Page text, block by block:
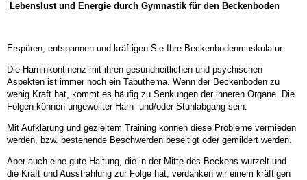
Lebenslust und Energie durch Gymnastik für den Beckenboden
Erspüren, entspannen und kräftigen Sie Ihre Beckenbodenmuskulatur
Die Harninkontinenz mit ihren gesundheitlichen und psychischen
Aspekten ist immer noch ein Tabuthema. Wenn der Beckenboden zu
wenig Kraft hat, kommt es häufig zu Senkungen der inneren Organe. Die
Folgen können ungewollter Harn- und/oder Stuhlabgang sein.
Mit Aufklärung und gezieltem Training können diese Probleme vermieden
werden, bzw. bestehende Beschwerden beseitigt oder gemildert werden.
Aber auch eine gute Haltung, die in der Mitte des Beckens wurzelt und
die Kraft und Ausstrahlung zur Folge hat, verdanken wir einem kräftigen